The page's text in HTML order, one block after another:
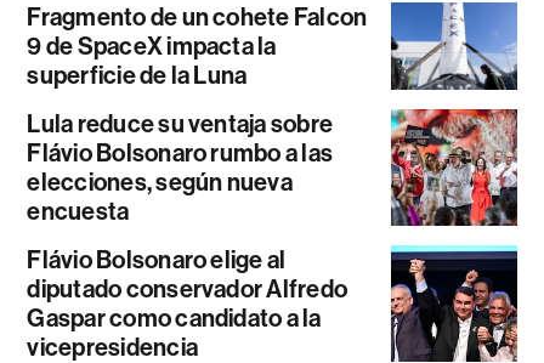
Fragmento de un cohete Falcon
9 de SpaceX impacta la
superficie de la Luna
Lula reduce su ventaja sobre
Flávio Bolsonaro rumbo a las
elecciones, según nueva
encuesta
Flávio Bolsonaro elige al
diputado conservador Alfredo
Gaspar como candidato a la
vicepresidencia